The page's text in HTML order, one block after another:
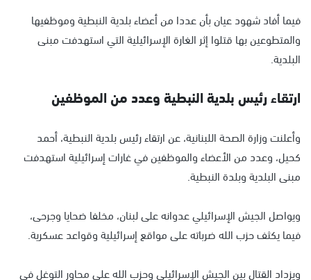
فيما أفاد شهود عيان بأن عددا من أعضاء بلدية النبطية وموظفيها
والمتطوعين بها قتلوا إثر الغارة الإسرائيلية التي استهدفت مبنى
البلدية.
ارتقاء رئيس بلدية النبطية وعدد من الموظفين
وأعلنت وزارة الصحة اللبنانية، عن ارتقاء رئيس بلدية النبطية، أحمد
كحيل، وعدد من الأعضاء والموظفين في غارات إسرائيلية استهدفت
مبنى البلدية وبلدة النبطية.
ويواصل الجيش الإسرائيلي عدوانه على لبنان، مخلفا ضحايا وجرحى،
فيما يكثف حزب الله ضرباته على مواقع إسرائيلية وقواعد عسكرية.
ويزداد القتال بين الجيش الإسرائيلي وحزب الله على محاور التوغل في